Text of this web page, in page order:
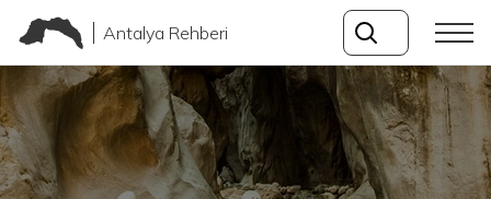
Antalya Rehberi